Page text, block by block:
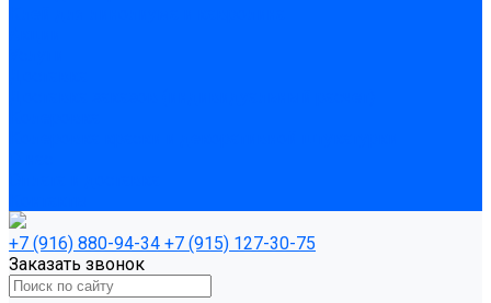
+7 (916) 880-94-34 +7 (915) 127-30-75
Заказать звонок